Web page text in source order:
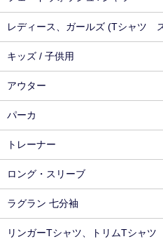
レディース、ガールズ (Tシャツ
キッズ / 子供用
アウター
パーカ
トレーナー
ロング・スリーブ
ラグラン 七分袖
リンガーTシャツ、トリムTシャツ